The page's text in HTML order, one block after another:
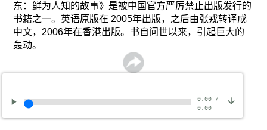
东：鲜为人知的故事》是被中国官方严厉禁止出版发行的
书籍之一。英语原版在 2005年出版，之后由张戎转译成
中文，2006年在香港出版。书自问世以来，引起巨大的
轰动。
0:00/
0:00